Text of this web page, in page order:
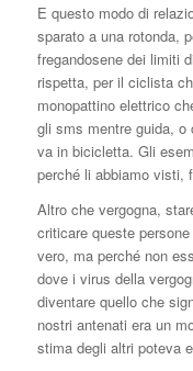
E questo modo di
sparato a una rotonda,
fregandosene dei limiti
rispetta, per il ciclista
monopattino elettrico
gli sms mentre guida,
va in bicicletta. Gli
perché li abbiamo visti,
Altro che vergogna,
criticare queste
vero, ma perché non
dove i virus della
diventare quello che
nostri antenati era un
stima degli altri poteva